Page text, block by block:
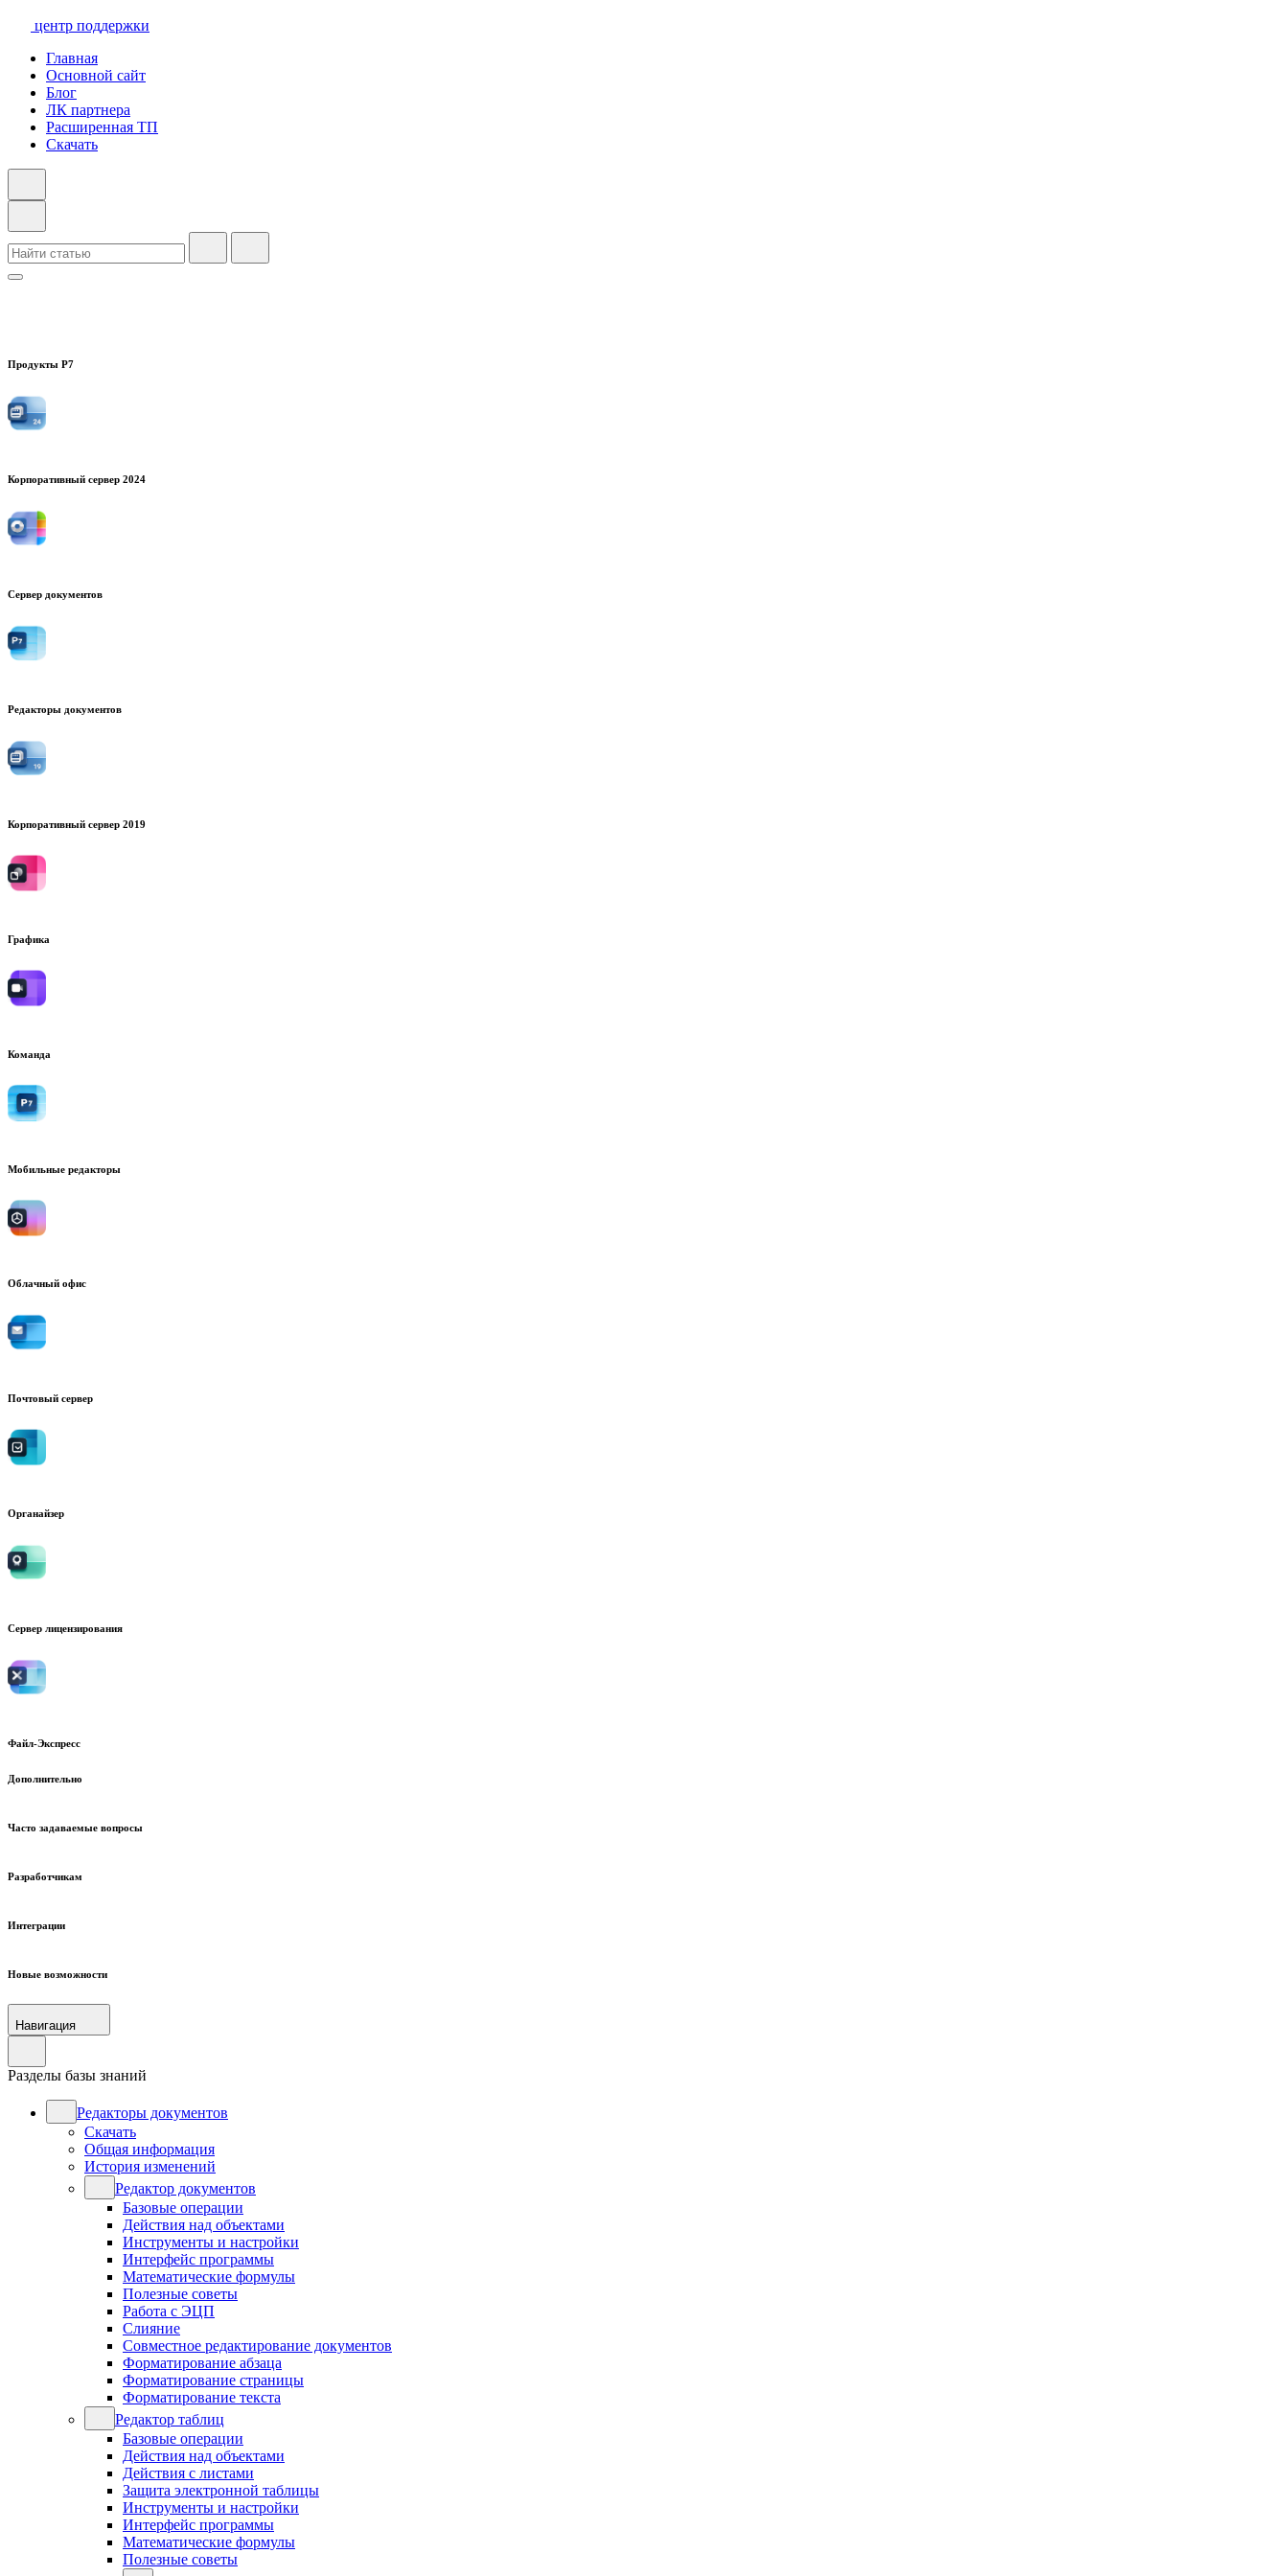
центр поддержки
Главная
Основной сайт
Блог
ЛК партнера
Расширенная ТП
Скачать
Продукты Р7
Корпоративный сервер 2024
Сервер документов
Редакторы документов
Корпоративный сервер 2019
Графика
Команда
Мобильные редакторы
Облачный офис
Почтовый сервер
Органайзер
Сервер лицензирования
Файл-Экспресс
Дополнительно
Часто задаваемые вопросы
Разработчикам
Интеграции
Новые возможности
Навигация
Разделы базы знаний
Редакторы документов
Скачать
Общая информация
История изменений
Редактор документов
Базовые операции
Действия над объектами
Инструменты и настройки
Интерфейс программы
Математические формулы
Полезные советы
Работа с ЭЦП
Слияние
Совместное редактирование документов
Форматирование абзаца
Форматирование страницы
Форматирование текста
Редактор таблиц
Базовые операции
Действия над объектами
Действия с листами
Защита электронной таблицы
Инструменты и настройки
Интерфейс программы
Математические формулы
Полезные советы